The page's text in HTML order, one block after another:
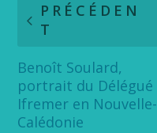
PRÉCÉDEN
T
Benoît Soulard,
portrait du Délégué
Ifremer en Nouvelle-
Calédonie